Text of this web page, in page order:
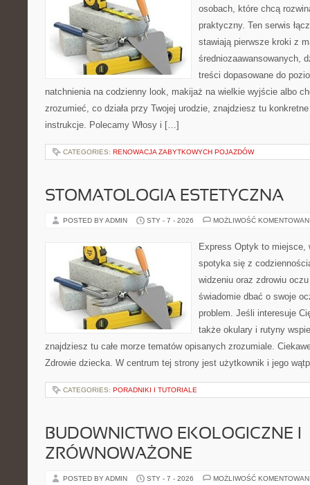
osobach, które chcą
praktyczny. Ten serwis
stawiają pierwsze kroki z
średniozaawansowanych,
treści dopasowane do
natchnienia na codzienny look, makijaż na wielkie wyjście albo
zrozumieć, co działa przy Twojej urodzie, znajdziesz tu
instrukcje. Polecamy Włosy i […]
CATEGORIES: RENOWACJA ZABYTKOWYCH POJAZDÓW
STOMATOLOGIA ESTETYCZNA
POSTED BY ADMIN STY - 7 - 2026 MOŻLIWOŚĆ
Express Optyk to miejsce,
spotyka się z
widzeniu oraz zdrowiu
świadomie dbać o swoje
problem. Jeśli interesuje
także okulary i rutyny
znajdziesz tu całe morze tematów opisanych zrozumiale.
Zdrowie dziecka. W centrum tej strony jest użytkownik i jego
CATEGORIES: PORADNIKI I TUTORIALE
BUDOWNICTWO EKOLOGICZNE I
ZRÓWNOWAŻONE
POSTED BY ADMIN STY - 7 - 2026 MOŻLIWOŚĆ